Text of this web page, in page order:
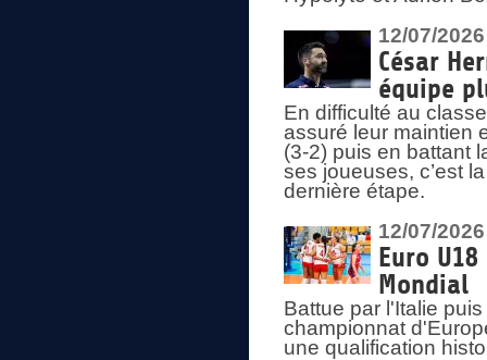
12/07/2026
César
équipe
En difficulté au
assuré leur maintien
(3-2) puis en battant
ses joueuses, c’est
dernière étape.
12/07/2026
Euro
Mondial
Battue par l'Italie
championnat
une qualification